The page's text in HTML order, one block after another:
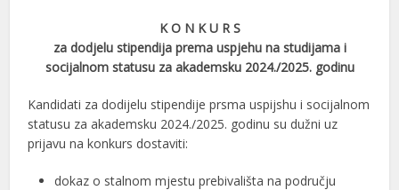
K O N K U R S
za dodjelu stipendija prema uspjehu na studijama i
socijalnom statusu za akademsku 2024./2025. godinu
Kandidati za dodijelu stipendije prsma uspijshu i socijalnom
statusu za akademsku 2024./2025. godinu su dužni uz
prijavu na konkurs dostaviti:
dokaz o stalnom mjestu prebivališta na području